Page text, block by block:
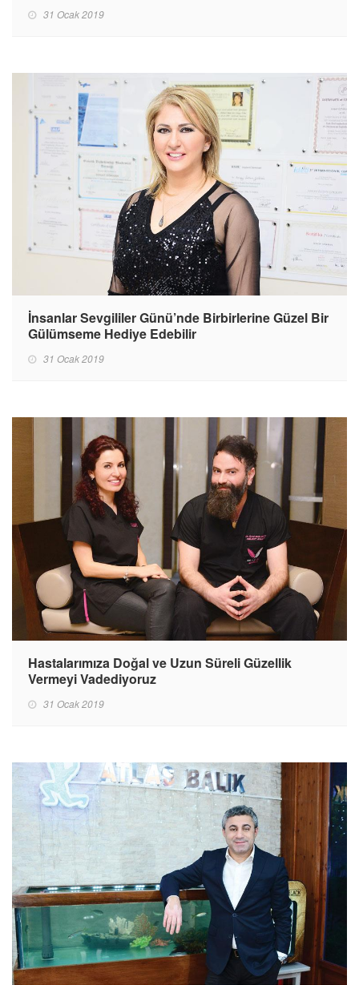
31 Ocak 2019
İnsanlar Sevgililer Günü’nde Birbirlerine Güzel Bir
Gülümseme Hediye Edebilir
31 Ocak 2019
Hastalarımıza Doğal ve Uzun Süreli Güzellik
Vermeyi Vadediyoruz
31 Ocak 2019